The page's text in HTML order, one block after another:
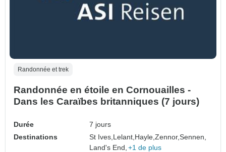
Randonnée et trek
Randonnée en étoile en Cornouailles -
Dans les Caraïbes britanniques (7 jours)
Durée
7 jours
Destinations
St Ives, Lelant, Hayle,Zennor,Sennen,
Land's End, +1 de plus